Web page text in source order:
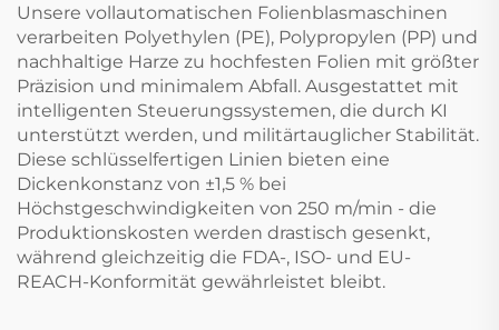
Unsere vollautomatischen Folienblasmaschinen
verarbeiten Polyethylen (PE), Polypropylen (PP) und
nachhaltige Harze zu hochfesten Folien mit größter
Präzision und minimalem Abfall. Ausgestattet mit
intelligenten Steuerungssystemen, die durch KI
unterstützt werden, und militärtauglicher Stabilität.
Diese schlüsselfertigen Linien bieten eine
Dickenkonstanz von ±1,5 % bei
Höchstgeschwindigkeiten von 250 m/min - die
Produktionskosten werden drastisch gesenkt,
während gleichzeitig die FDA-, ISO- und EU-
REACH-Konformität gewährleistet bleibt.